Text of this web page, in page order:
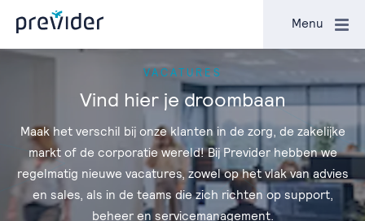
Menu
VACATURES
Vind hier je droombaan
Maak het verschil bij onze klanten in de zorg, de zakelijke
markt of de corporatie wereld! Bij Previder hebben we
regelmatig nieuwe vacatures, zowel op het vlak van advies
en sales, als in de teams die zich richten op support,
beheer en servicemanagement.